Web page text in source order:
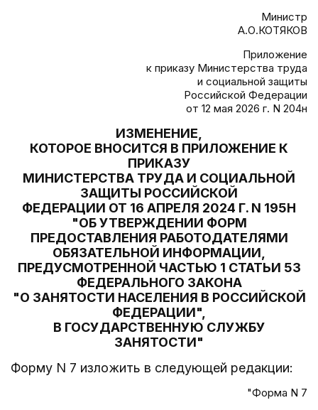
Министр
А.О.КОТЯКОВ
Приложение
к приказу Министерства труда
и социальной защиты
Российской Федерации
от 12 мая 2026 г. N 204н
ИЗМЕНЕНИЕ,
КОТОРОЕ ВНОСИТСЯ В ПРИЛОЖЕНИЕ К
ПРИКАЗУ
МИНИСТЕРСТВА ТРУДА И СОЦИАЛЬНОЙ
ЗАЩИТЫ РОССИЙСКОЙ
ФЕДЕРАЦИИ ОТ 16 АПРЕЛЯ 2024 Г. N 195Н
"ОБ УТВЕРЖДЕНИИ ФОРМ
ПРЕДОСТАВЛЕНИЯ РАБОТОДАТЕЛЯМИ
ОБЯЗАТЕЛЬНОЙ ИНФОРМАЦИИ,
ПРЕДУСМОТРЕННОЙ ЧАСТЬЮ 1 СТАТЬИ 53
ФЕДЕРАЛЬНОГО ЗАКОНА
"О ЗАНЯТОСТИ НАСЕЛЕНИЯ В РОССИЙСКОЙ
ФЕДЕРАЦИИ",
В ГОСУДАРСТВЕННУЮ СЛУЖБУ
ЗАНЯТОСТИ"
Форму N 7 изложить в следующей редакции:
"Форма N 7